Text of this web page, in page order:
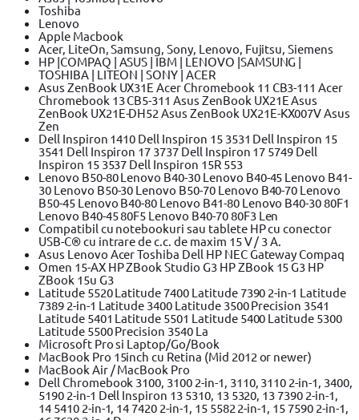
Toshiba
Lenovo
Apple Macbook
Acer, LiteOn, Samsung, Sony, Lenovo, Fujitsu, Siemens
HP |COMPAQ | ASUS | IBM | LENOVO |SAMSUNG |
TOSHIBA | LITEON | SONY | ACER
Asus ZenBook UX31E Acer Chromebook 11 CB3-111 Acer
Chromebook 13 CB5-311 Asus ZenBook UX21E Asus
ZenBook UX21E-DH52 Asus ZenBook UX21E-KX007V Asus
Zen
Dell Inspiron 1410 Dell Inspiron 15 3531 Dell Inspiron 15
3541 Dell Inspiron 17 3737 Dell Inspiron 17 5749 Dell
Inspiron 15 3537 Dell Inspiron 15R 553
Lenovo B50-80 Lenovo B40-30 Lenovo B40-45 Lenovo B41-
30 Lenovo B50-30 Lenovo B50-70 Lenovo B40-70 Lenovo
B50-45 Lenovo B40-80 Lenovo B41-80 Lenovo B40-30 80F1
Lenovo B40-45 80F5 Lenovo B40-70 80F3 Len
Compatibil cu notebookuri sau tablete HP cu conector
USB-C® cu intrare de c.c. de maxim 15 V / 3 A.
Asus Lenovo Acer Toshiba Dell HP NEC Gateway Compaq
Omen 15-AX HP ZBook Studio G3 HP ZBook 15 G3 HP
ZBook 15u G3
Latitude 5520 Latitude 7400 Latitude 7390 2-in-1 Latitude
7389 2-in-1 Latitude 3400 Latitude 3500 Precision 3541
Latitude 5401 Latitude 5501 Latitude 5400 Latitude 5300
Latitude 5500 Precision 3540 La
Microsoft Pro si Laptop/Go/Book
MacBook Pro 15inch cu Retina (Mid 2012 or newer)
MacBook Air / MacBook Pro
Dell Chromebook 3100, 3100 2-in-1, 3110, 3110 2-in-1, 3400,
5190 2-in-1 Dell Inspiron 13 5310, 13 5320, 13 7390 2-in-1,
14 5410 2-in-1, 14 7420 2-in-1, 15 5582 2-in-1, 15 7590 2-in-1,